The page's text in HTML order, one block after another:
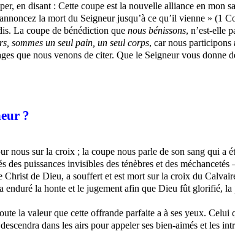
en disant : Cette coupe est la nouvelle alliance en mon
la mort du Seigneur jusqu’à ce qu’il vienne » (1
La coupe de bénédiction que nous bénissons, n’est-elle
sommes un seul pain, un seul corps, car nous participons
que nous venons de citer. Que le Seigneur vous donne
?
nous sur la croix ; la coupe nous parle de son sang qui
des puissances invisibles des ténèbres et des
de Dieu, a souffert et est mort sur la croix du
la honte et le jugement afin que Dieu fût glorifié,
la valeur que cette offrande parfaite a à ses yeux.
dans les airs pour appeler ses bien-aimés et les